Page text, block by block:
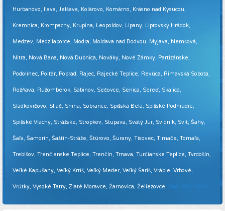
Hurbanovo, Ilava, Jelšava, Kolárovo, Komárno, Krásno nad Kysucou,
Kremnica, Krompachy, Krupina, Leopoldov, Lipany, Liptovský Hrádok,
Medzev, Medzilaborce, Modra, Moldava nad Bodvou, Myjava, Nemšová,
Nitra, Nová Baňa, Nová Dubnica, Nováky, Nové Zámky, Partizánske,
Podolínec, Poltár, Poprad, Rajec, Rajecké Teplice, Revúca, Rimavská Sobota,
Rožňava, Ružomberok, Sabinov, Sečovce, Senica, Sereď, Skalica,
Sládkovičovo, Sliač, Snina, Sobrance, Spišská Belá, Spišské Podhradie,
Spišské Vlachy, Strážske, Stropkov, Stupava, Svätý Jur, Svidník, Svit, Šahy,
Šaľa, Šamorín, Šaštín-Stráže, Štúrovo, Šurany, Tisovec, Tlmače, Tornaľa,
Trebišov, Trenčianske Teplice, Trenčín, Trnava, Turčianske Teplice, Tvrdošín,
Veľké Kapušany, Veľký Krtíš, Veľký Meder, Veľký Šariš, Vráble, Vrbové,
Vrútky, Vysoké Tatry, Zlaté Moravce, Žarnovica, Želiezovce. Viac informácií ...